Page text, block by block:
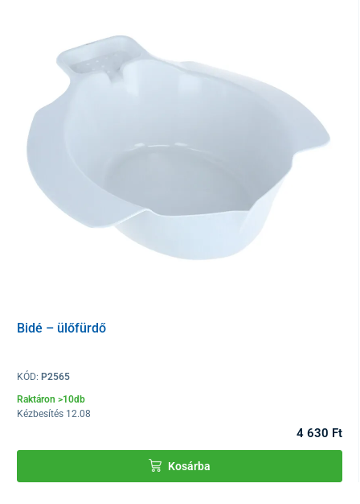
Bidé – ülőfürdő
KÓD: P2565
Raktáron >10db
Kézbesítés 12.08
4 630 Ft
Kosárba